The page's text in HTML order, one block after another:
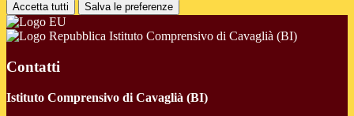
Accetta tutti Salva le preferenze
Istituto Comprensivo di Cavaglià (BI)
Contatti
Istituto Comprensivo di Cavaglià (BI)